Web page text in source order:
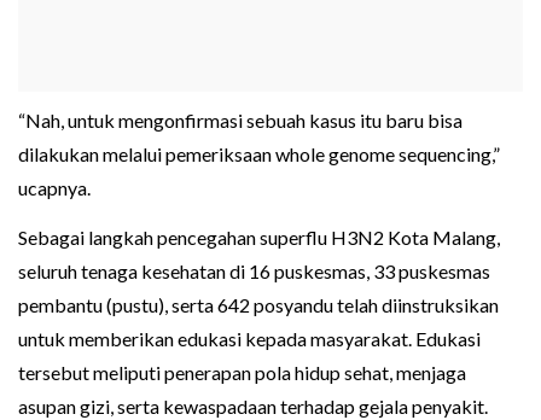
“Nah, untuk mengonfirmasi sebuah kasus itu baru bisa
dilakukan melalui pemeriksaan whole genome sequencing,”
ucapnya.
Sebagai langkah pencegahan superflu H3N2 Kota Malang,
seluruh tenaga kesehatan di 16 puskesmas, 33 puskesmas
pembantu (pustu), serta 642 posyandu telah diinstruksikan
untuk memberikan edukasi kepada masyarakat. Edukasi
tersebut meliputi penerapan pola hidup sehat, menjaga
asupan gizi, serta kewaspadaan terhadap gejala penyakit.